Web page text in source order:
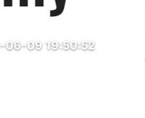
06-09 19:50:52